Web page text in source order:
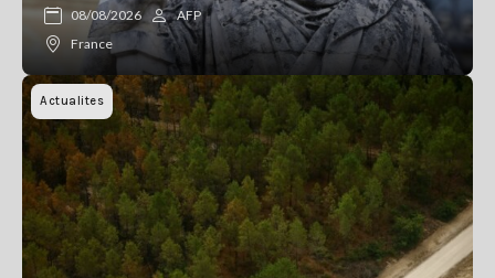
08/08/2026
AFP
France
Actualites